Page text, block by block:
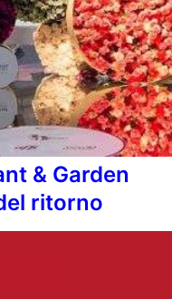
& Garden
ritorno